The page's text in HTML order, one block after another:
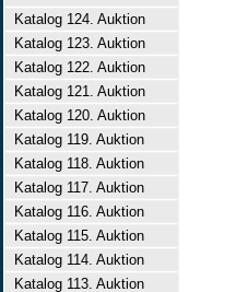
Katalog 124. Auktion
Katalog 123. Auktion
Katalog 122. Auktion
Katalog 121. Auktion
Katalog 120. Auktion
Katalog 119. Auktion
Katalog 118. Auktion
Katalog 117. Auktion
Katalog 116. Auktion
Katalog 115. Auktion
Katalog 114. Auktion
Katalog 113. Auktion